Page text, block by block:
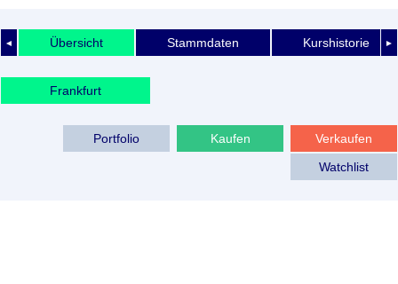
◄ ►
Übersicht Stammdaten Kurshistorie
Frankfurt
Verkaufen
Kaufen
Portfolio
Watchlist